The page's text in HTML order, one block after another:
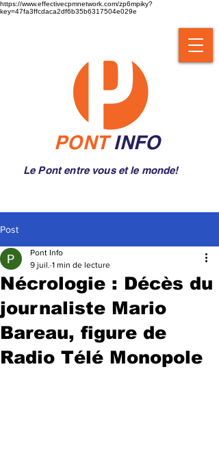
https://www.effectivecpmnetwork.com/zp6mpiky?
key=47fa3ffcdaca2df6b35b6317504e029e
PONTINFO
Le Pont entre vous et le monde!
Post
Nécrologie : Décès du
journaliste Mario
Bareau, figure de
Radio Télé Monopole
Pont Info
9 juil. 1 min de lecture